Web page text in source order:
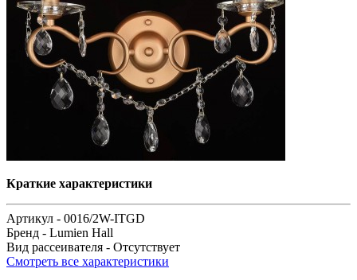
Краткие характеристики
Артикул - 0016/2W-ITGD
Бренд - Lumien Hall
Вид рассеивателя - Отсутствует
Смотреть все характеристики